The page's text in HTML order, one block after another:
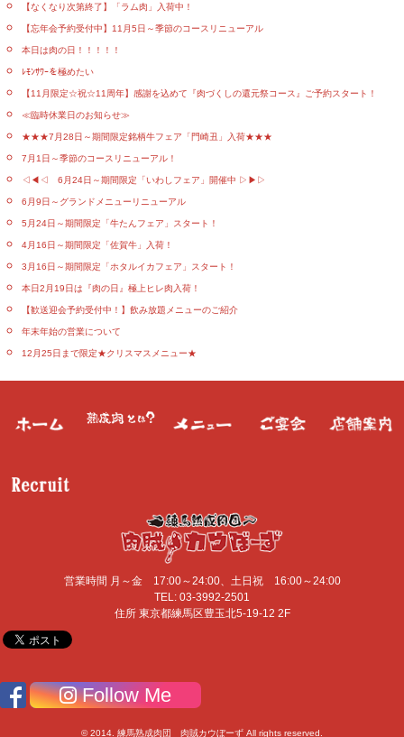
【なくなり次第終了】「ラム肉」入荷中！
【忘年会予約受付中】11月5日～季節のコースリニューアル
本日は肉の日！！！！！
ﾚﾓﾝｻﾜｰを極めたい
【11月限定☆祝☆11周年】感謝を込めて『肉づくしの還元祭コース』ご予約スタート！
≪臨時休業日のお知らせ≫
★★★7月28日～期間限定銘柄牛フェア「門崎丑」入荷★★★
7月1日～季節のコースリニューアル！
◁◀◁ 6月24日～期間限定「いわしフェア」開催中 ▷▶▷
6月9日～グランドメニューリニューアル
5月24日～期間限定「牛たんフェア」スタート！
4月16日～期間限定「佐賀牛」入荷！
3月16日～期間限定「ホタルイカフェア」スタート！
本日2月19日は『肉の日』極上ヒレ肉入荷！
【歓送迎会予約受付中！】飲み放題メニューのご紹介
年末年始の営業について
12月25日まで限定★クリスマスメニュー★
営業時間 月～金 17:00～24:00、土日祝 16:00～24:00
TEL: 03-3992-2501
住所 東京都練馬区豊玉北5-19-12 2F
Follow Me
© 2014. 練馬熟成肉団 肉賊カウぼーず All rights reserved.